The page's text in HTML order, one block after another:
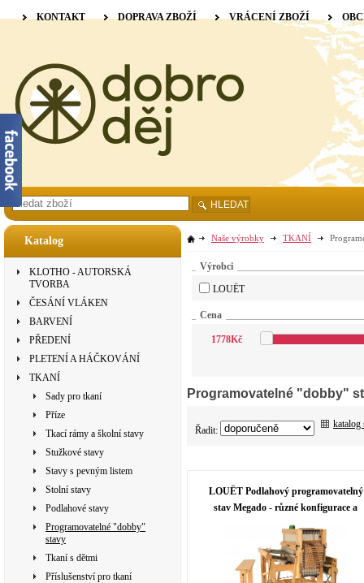
Katalog
KLOTHO - AUTORSKÁ
TVORBA
ČESÁNÍ VLÁKEN
BARVENÍ
PŘEDENÍ
PLETENÍ A HÁČKOVÁNÍ
TKANÍ
Sady pro tkaní
Příze
Tkací rámy a školní stavy
Stužkové stavy
Stavy s pevným listem
Stolní stavy
Podlahové stavy
Programovatelné "dobby"
stavy
Tkaní s dětmi
Příslušenství pro tkaní
Naše výrobky TKANÍ
Výrobci
LOUËT
Cena
1778Kč
Programovatelné "dobby"
Řadit:
katalog
LOUËT Podlahový programovatelný
stav Megado - různé konfigurace a
příslušenství
KONTAKT DOPRAVA ZBOŽÍ VRÁCENÍ ZBOŽÍ
HLEDAT